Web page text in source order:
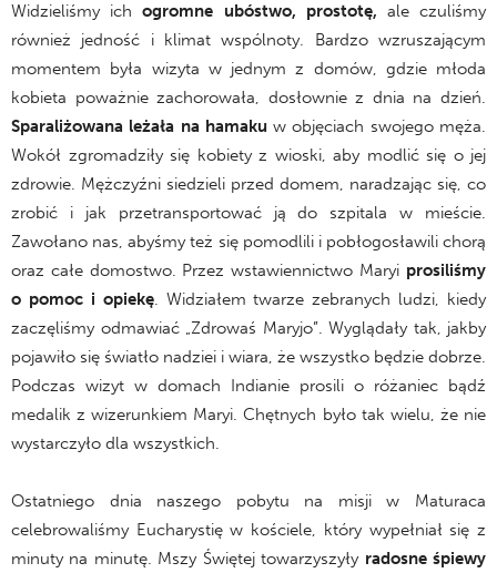
Widzieliśmy ichogromne ubóstwo, prostotę, ale czuliśmy
również jedność i klimat wspólnoty. Bardzo wzruszającym
momentem była wizyta w jednym z domów, gdzie młoda
kobieta poważnie zachorowała, dosłownie z dnia na dzień.
Sparaliżowana leżała na hamaku w objęciach swojego męża.
Wokół zgromadziły się kobiety z wioski, aby modlić się o jej
zdrowie. Mężczyźni siedzieli przed domem, naradzając się, co
zrobić i jak przetransportować ją do szpitala w mieście.
Zawołano nas, abyśmy też się pomodlili i pobłogosławili chorą
oraz całe domostwo. Przez wstawiennictwo Maryi prosiliśmy
o pomoc i opiekę. Widziałem twarze zebranych ludzi, kiedy
zaczęliśmy odmawiać „Zdrowaś Maryjo”. Wyglądały tak, jakby
pojawiło się światło nadziei i wiara, że wszystko będzie dobrze.
Podczas wizyt w domach Indianie prosili o różaniec bądź
medalik z wizerunkiem Maryi. Chętnych było tak wielu, że nie
wystarczyło dla wszystkich.
Ostatniego dnia naszego pobytu na misji w Maturaca
celebrowaliśmy Eucharystię w kościele, który wypełniał się z
minuty na minutę. Mszy Świętej towarzyszyłyradosne śpiewy